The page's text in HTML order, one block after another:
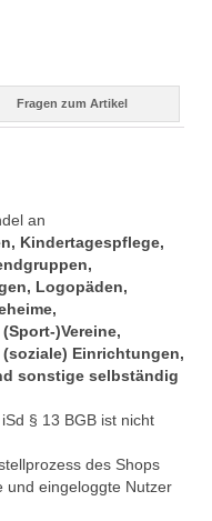
Fragen zum Artikel
an
Kindertagespflege,
Logopäden,
)Vereine,
Einrichtungen,
sonstige selbständig
§ 13 BGB ist nicht
des Shops
und eingeloggte Nutzer